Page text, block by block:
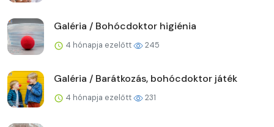
Galéria / Bohócdoktor higiénia
4 hónapja ezelőtt 245
Galéria / Barátkozás, bohócdoktor játék
4 hónapja ezelőtt 231